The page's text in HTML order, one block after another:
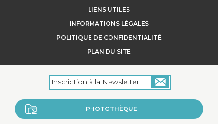
LIENS UTILES
INFORMATIONS LÉGALES
POLITIQUE DE CONFIDENTIALITÉ
PLAN DU SITE
PHOTOTHÈQUE